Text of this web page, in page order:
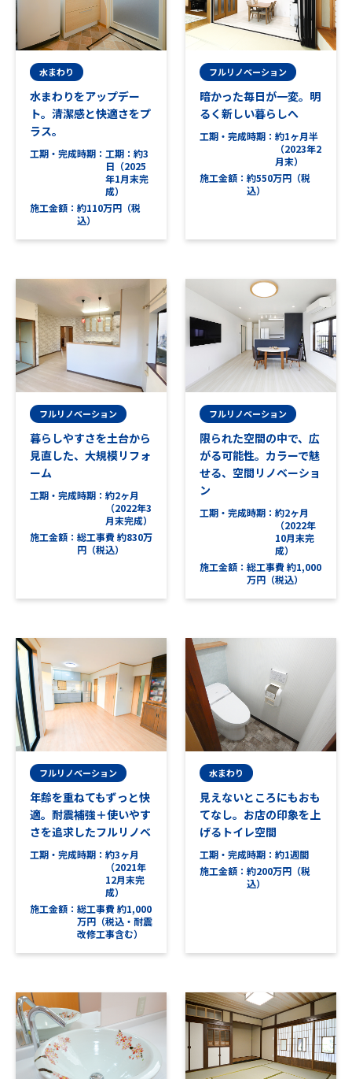
水まわり
水まわりをアップデー
ト。清潔感と快適さをプ
ラス。
工期・完成時期
工期：約3
日（2025
年1月末完
成）
施工金額
約110万円（税
込）
フルリノベーション
暗かった毎日が一変。明
るく新しい暮らしへ
工期・完成時期
約1ヶ月半
（2023年2
月末）
施工金額
約550万円（税
込）
フルリノベーション
暮らしやすさを土台から
見直した、大規模リフォ
ーム
工期・完成時期
約2ヶ月
（2022年3
月末完成）
施工金額
総工事費 約830万
円（税込）
フルリノベーション
限られた空間の中で、広
がる可能性。カラーで魅
せる、空間リノベーショ
ン
工期・完成時期
約2ヶ月
（2022年
10月末完
成）
施工金額
総工事費 約1,000
万円（税込）
フルリノベーション
年齢を重ねてもずっと快
適。耐震補強＋使いやす
さを追求したフルリノベ
工期・完成時期
約3ヶ月
（2021年
12月末完
成）
施工金額
総工事費 約1,000
万円（税込・耐震
改修工事含む）
水まわり
見えないところにもおも
てなし。お店の印象を上
げるトイレ空間
工期・完成時期
約1週間
施工金額
約200万円（税
込）